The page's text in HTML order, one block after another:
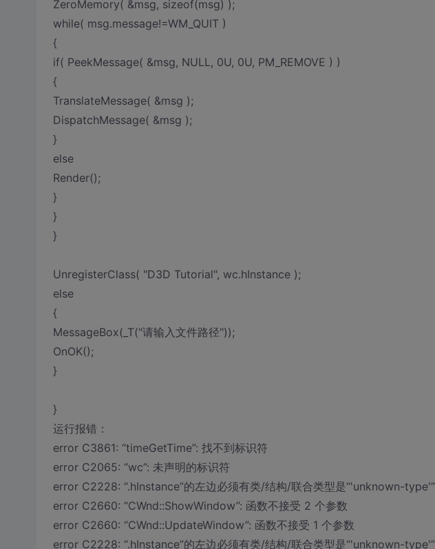
ZeroMemory( &msg, sizeof(msg) );
while( msg.message!=WM_QUIT )
{
if( PeekMessage( &msg, NULL, 0U, 0U, PM_REMOVE ) )
{
TranslateMessage( &msg );
DispatchMessage( &msg );
}
else
Render();
}
}
}
UnregisterClass( "D3D Tutorial", wc.hInstance );
else
{
MessageBox(_T("请输入文件路径"));
OnOK();
}
}
运行报错：
error C3861: “timeGetTime”: 找不到标识符
error C2065: “wc”: 未声明的标识符
error C2228: “.hInstance”的左边必须有类/结构/联合类型是“'unknown-type'”
error C2660: “CWnd::ShowWindow”: 函数不接受 2 个参数
error C2660: “CWnd::UpdateWindow”: 函数不接受 1 个参数
error C2228: “.hInstance”的左边必须有类/结构/联合类型是“'unknown-type'”